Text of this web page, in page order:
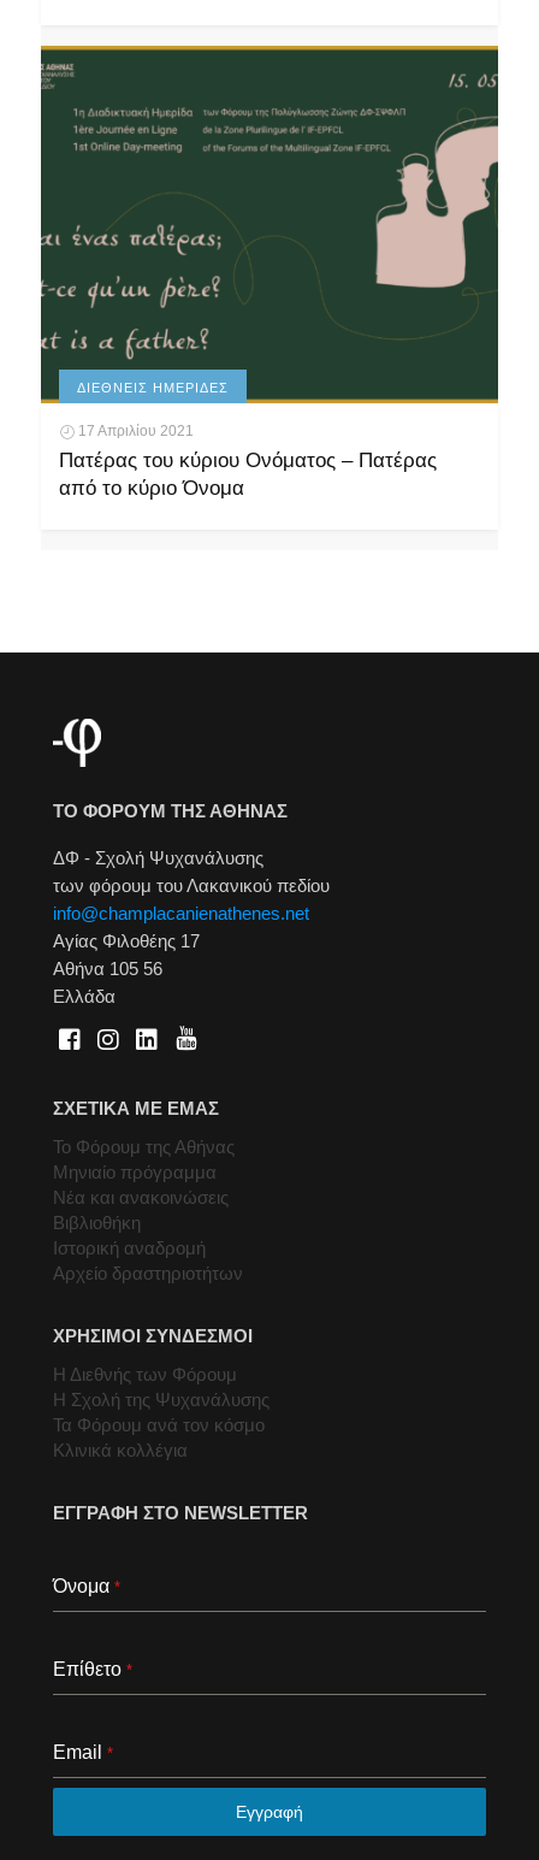
ΔΙΕΘΝΕΊΣ ΗΜΕΡΊΔΕΣ
17 Απριλίου 2021
Πατέρας του κύριου Ονόματος – Πατέρας
από το κύριο Όνομα
ΤΟ ΦΟΡΟΥΜ ΤΗΣ ΑΘΗΝΑΣ
ΔΦ - Σχολή Ψυχανάλυσης
των φόρουμ του Λακανικού πεδίου
info@champlacanienathenes.net
Αγίας Φιλοθέης 17
Αθήνα 105 56
Ελλάδα
ΣΧΕΤΙΚΑ ΜΕ ΕΜΑΣ
Το Φόρουμ της Αθήνας
Μηνιαίο πρόγραμμα
Νέα και ανακοινώσεις
Βιβλιοθήκη
Ιστορική αναδρομή
Αρχείο δραστηριοτήτων
ΧΡΗΣΙΜΟΙ ΣΥΝΔΕΣΜΟΙ
Η Διεθνής των Φόρουμ
Η Σχολή της Ψυχανάλυσης
Τα Φόρουμ ανά τον κόσμο
Κλινικά κολλέγια
ΕΓΓΡΑΦΗ ΣΤΟ NEWSLETTER
Όνομα *
Επίθετο *
Email *
Εγγραφή